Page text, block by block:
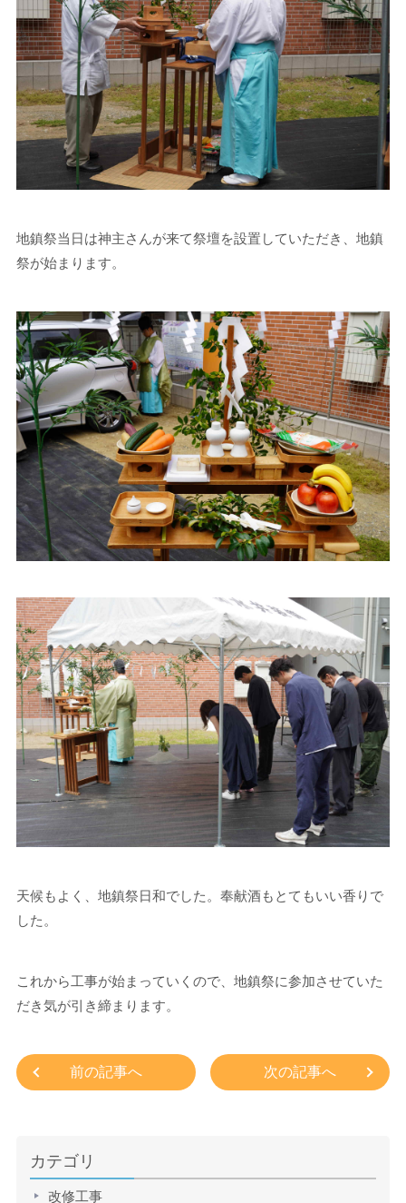
地鎮祭当日は神主さんが来て祭壇を設置していただき、地鎮
祭が始まります。
天候もよく、地鎮祭日和でした。奉献酒もとてもいい香りで
した。
これから工事が始まっていくので、地鎮祭に参加させていた
だき気が引き締まります。
前の記事へ 次の記事へ
カテゴリ
改修工事